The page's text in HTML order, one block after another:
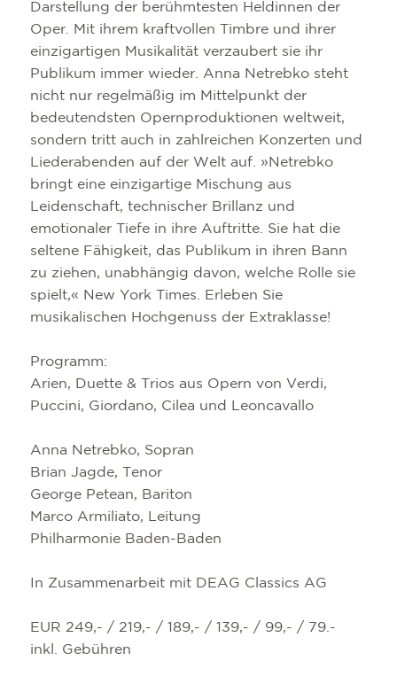
KULINARIK
SHOPPING
WELLNESS &
KULTUR
OUTDOOR
TOP 10 EVENTS
FÜHRUNGEN
TOURIST
ANREISE
MOBIL VOR ORT
COWORKING
SERVICE
FREIBURG
B2B
PRESSE
WIR ÜBER UNS
Darstellung der berühmtesten Heldinnen der
Oper. Mit ihrem kraftvollen Timbre und ihrer
einzigartigen Musikalität verzaubert sie ihr
Publikum immer wieder. Anna Netrebko steht
nicht nur regelmäßig im Mittelpunkt der
bedeutendsten Opernproduktionen weltweit,
sondern tritt auch in zahlreichen Konzerten und
Liederabenden auf der Welt auf. »Netrebko
bringt eine einzigartige Mischung aus
Leidenschaft, technischer Brillanz und
emotionaler Tiefe in ihre Auftritte. Sie hat die
seltene Fähigkeit, das Publikum in ihren Bann
zu ziehen, unabhängig davon, welche Rolle sie
spielt,« New York Times. Erleben Sie
musikalischen Hochgenuss der Extraklasse!
Programm:
Arien, Duette & Trios aus Opern von Verdi,
Puccini, Giordano, Cilea und Leoncavallo
Anna Netrebko, Sopran
Brian Jagde, Tenor
George Petean, Bariton
Marco Armiliato, Leitung
Philharmonie Baden-Baden
In Zusammenarbeit mit DEAG Classics AG
EUR 249,- / 219,- / 189,- / 139,- / 99,- / 79.-
inkl. Gebühren